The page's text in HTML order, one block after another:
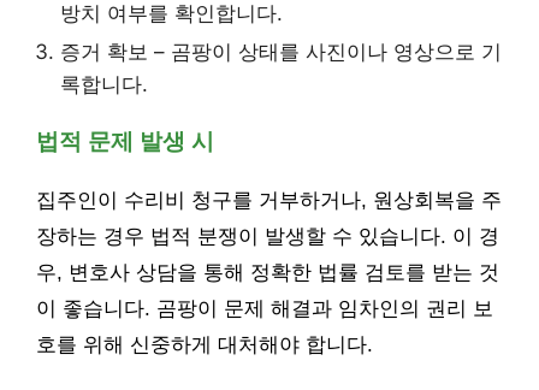
방치 여부를 확인합니다.
증거 확보 – 곰팡이 상태를 사진이나 영상으로 기
록합니다.
법적 문제 발생 시
집주인이 수리비 청구를 거부하거나, 원상회복을 주
장하는 경우 법적 분쟁이 발생할 수 있습니다. 이 경
우, 변호사 상담을 통해 정확한 법률 검토를 받는 것
이 좋습니다. 곰팡이 문제 해결과 임차인의 권리 보
호를 위해 신중하게 대처해야 합니다.